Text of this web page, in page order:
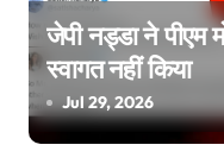
जेपी नड्डा ने पीएम
स्वागत नहीं किया
Jul 29, 2026